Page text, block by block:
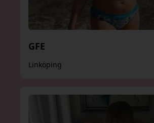
GFE
Linköping